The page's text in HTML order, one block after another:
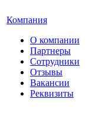
Компания
О компании
Партнеры
Сотрудники
Отзывы
Вакансии
Реквизиты